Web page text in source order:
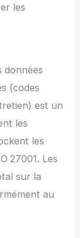
les
données
(codes
est un
les
les
27001. Les
sur la
au